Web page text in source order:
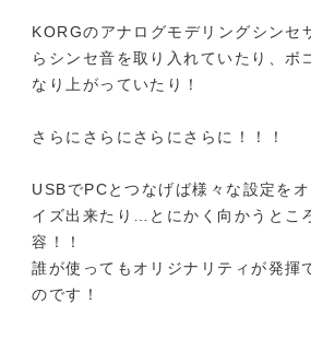
KORGのアナログモデリングシンセ
らシンセ音を取り入れていたり、ボ
なり上がっていたり！
さらにさらにさらにさらに！！！
USBでPCとつなげば様々な設定を
イズ出来たり…とにかく向かうとこ
容！！
誰が使ってもオリジナリティが発揮
のです！